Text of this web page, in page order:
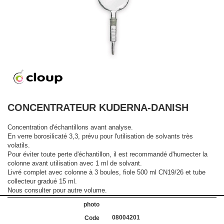
CONCENTRATEUR KUDERNA-DANISH
Concentration d'échantillons avant analyse.
En verre borosilicaté 3,3, prévu pour l'utilisation de solvants très
volatils.
Pour éviter toute perte d'échantillon, il est recommandé d'humecter la
colonne avant utilisation avec 1 ml de solvant.
Livré complet avec colonne à 3 boules, fiole 500 ml CN19/26 et tube
collecteur gradué 15 ml.
Nous consulter pour autre volume.
08004201